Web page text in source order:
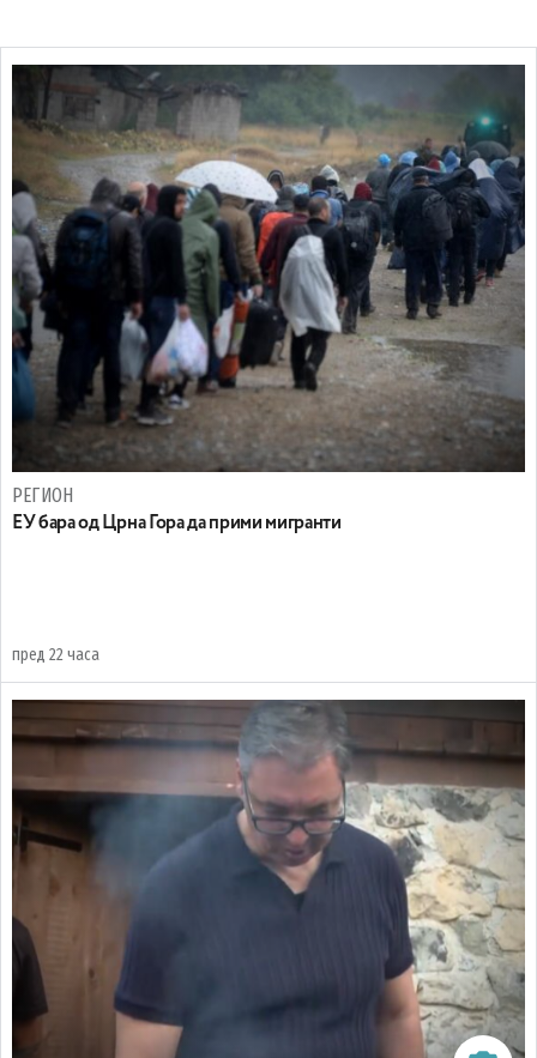
РЕГИОН
EУ бара од Црна Гора да прими мигранти
пред 22 часа